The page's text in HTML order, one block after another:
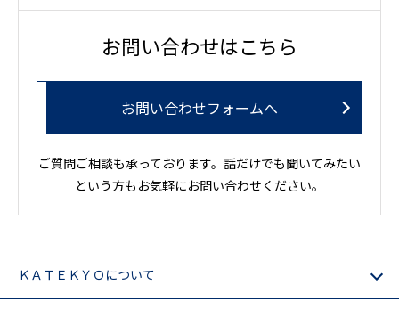
お問い合わせはこちら
お問い合わせフォームへ
ご質問ご相談も承っております。話だけでも聞いてみたい
という方もお気軽にお問い合わせください。
ＫＡＴＥＫＹＯについて